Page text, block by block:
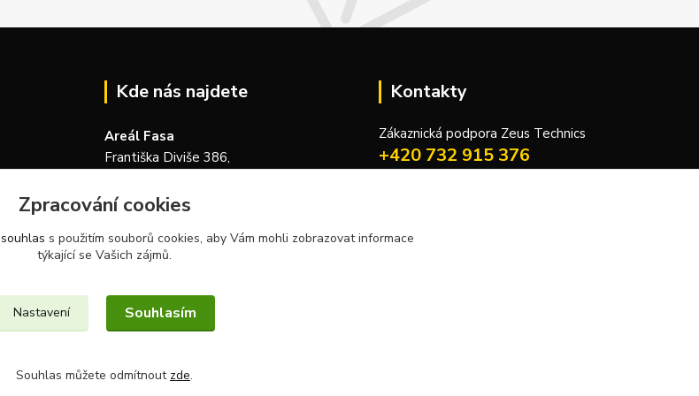
Kde nás najdete
Areál Fasa
Františka Diviše 386,
Česká republika
Kontakty
Zákaznická podpora Zeus Technics
+420 732 915 376
Zpracování cookies
souhlas s použitím souborů cookies, aby Vám mohli zobrazovat informace
týkající se Vašich zájmů.
Nastavení Souhlasím
Souhlas můžete odmítnout zde.